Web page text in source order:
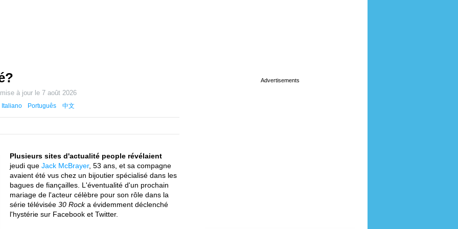
à jour le 7 août 2026
Italiano
Português 中文
Plusieurs sites d'actualité people révélaient
jeudi que Jack McBrayer, 53 ans, et sa compagne
avaient été vus chez un bijoutier spécialisé dans les
bagues de fiançailles. L'éventualité d'un prochain
mariage de l'acteur célèbre pour son rôle dans la
série télévisée 30 Rocka évidemment déclenché
l'hystérie sur Facebook et Twitter.